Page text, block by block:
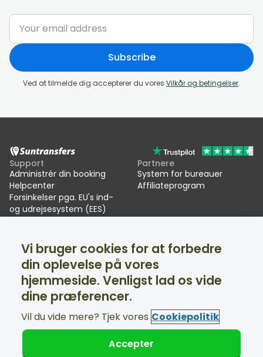
Subscribe
Ved at tilmelde dig accepterer du vores Vilkår og betingelser.
Support
Administrér din booking
Helpcenter
Forsinkelser pga. EU's ind-
og udrejsesystem (EES)
Partnere
System for bureauer
Affiliateprogram
Om os
Anmeldelser
Transport til skiferien
Facebook
Twitter
Support tilgængelig 24/7
© Suntransfers.com 2026
Vi bruger cookies for at forbedre
din oplevelse på vores
hjemmeside. Venligst lad os vide
dine præferencer.
Vil du vide mere? Tjek vores Cookiepolitik
Accepter